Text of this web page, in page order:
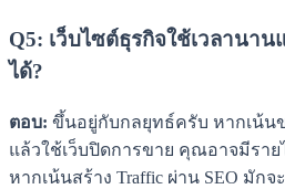
Q5: เว็บไซต์ธุรกิจใช้เวลานาน
ได้?
ตอบ: ขึ้นอยู่กับกลยุทธ์ครับ หากเน้น
แล้วใช้เว็บปิดการขาย คุณอาจมีรา
หากเน้นสร้าง Traffic ผ่าน SEO มัก